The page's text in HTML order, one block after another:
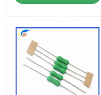
Berita
Kasus-kasus
Termistor PTC